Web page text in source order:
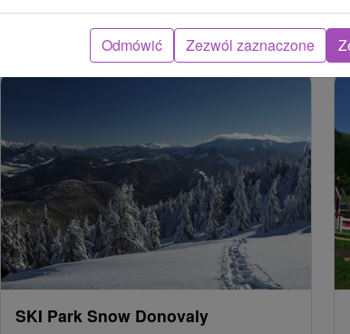
POKAZ
SKI Park Snow Donovaly
Odmówić Zezwól zaznaczone